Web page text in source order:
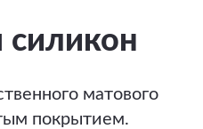
матового
покрытием.